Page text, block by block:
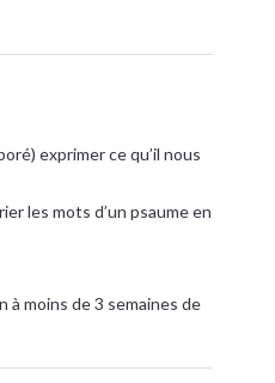
exprimer ce qu’il nous
les mots d’un psaume en
à moins de 3 semaines de